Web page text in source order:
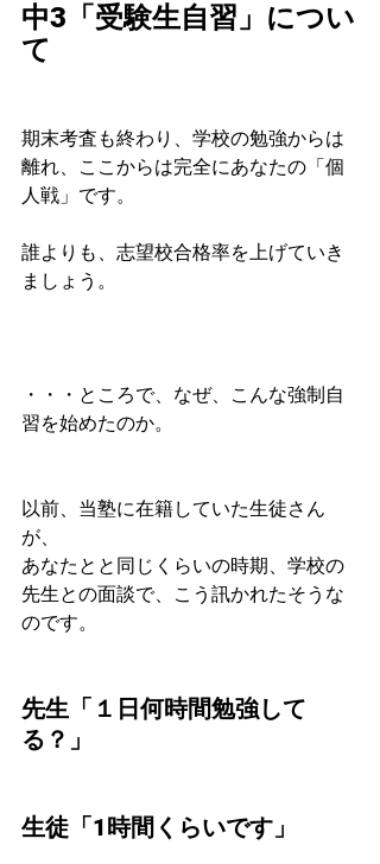
中3「受験生自習」につい
て
期末考査も終わり、学校の勉強からは
離れ、ここからは完全にあなたの「個
人戦」です。
誰よりも、志望校合格率を上げていき
ましょう。
・・・ところで、なぜ、こんな強制自
習を始めたのか。
以前、当塾に在籍していた生徒さん
が、
あなたとと同じくらいの時期、学校の
先生との面談で、こう訊かれたそうな
のです。
先生「１日何時間勉強して
る？」
生徒「1時間くらいです」